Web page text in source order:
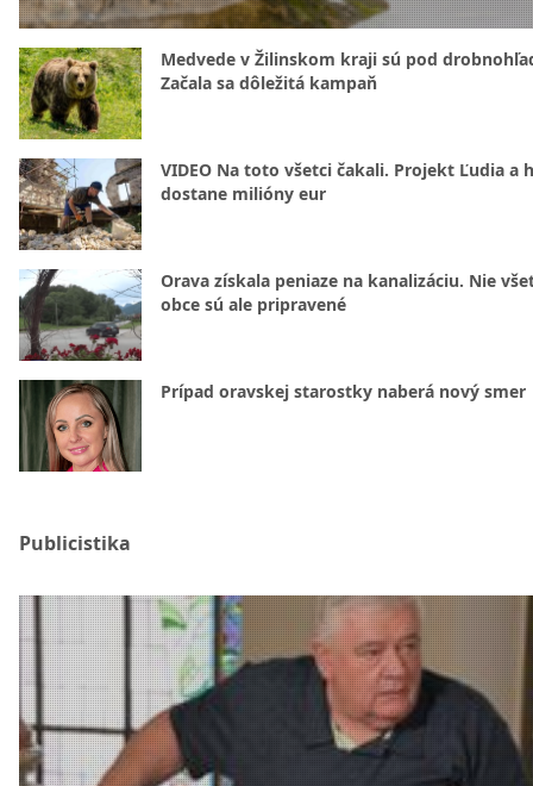
Medvede v Žilinskom kraji sú pod
Začala sa dôležitá kampaň
VIDEO Na toto všetci čakali. Projekt Ľudia a
dostane milióny eur
Orava získala peniaze na kanalizáciu. Nie
obce sú ale pripravené
Prípad oravskej starostky naberá nový smer
Publicistika